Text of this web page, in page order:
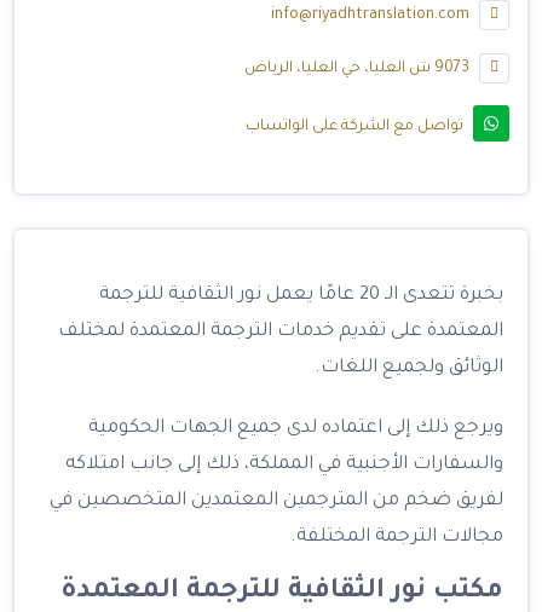
info@riyadhtranslation.com
تواصل مع الشركة على الواتساب
بخبرة تتعدى الـ 20 عامًا يعمل نور الثقافية للترجمة
المعتمدة على تقديم خدمات الترجمة المعتمدة لمختلف
الوثائق ولجميع اللغات.
ويرجع ذلك إلى اعتماده لدى جميع الجهات الحكومية
والسفارات الأجنبية في المملكة، ذلك إلى جانب امتلاكه
لفريق ضخم من المترجمين المعتمدين المتخصصين في
مجالات الترجمة المختلفة.
مكتب نور الثقافية للترجمة المعتمدة